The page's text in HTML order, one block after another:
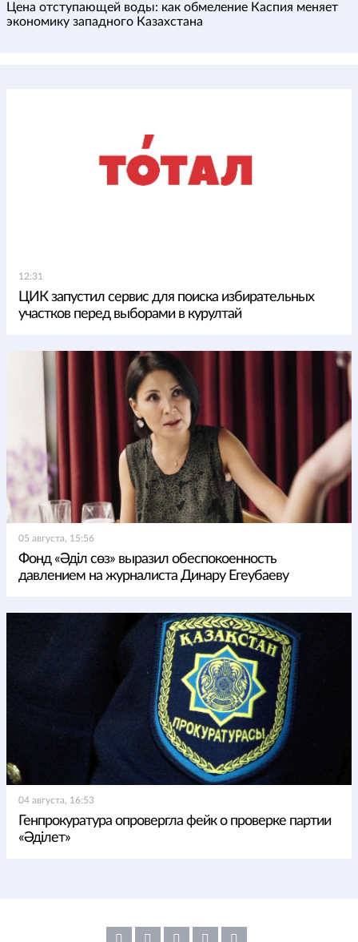
Цена отступающей воды: как обмеление Каспия меняет
экономику западного Казахстана
12:31
ЦИК запустил сервис для поиска избирательных
участков перед выборами в курултай
05 августа, 15:56
Фонд «Әділ сөз» выразил обеспокоенность
давлением на журналиста Динару Егеубаеву
04 августа, 16:53
Генпрокуратура опровергла фейк о проверке партии
«Әділет»